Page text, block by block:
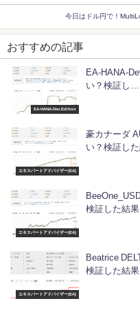
今日はドル円で！
おすすめの記事
EA-HANA-Dev.Edition
EA-HANA-
い？検証し…
エキスパートアドバイザー(EA)
豪カナーダ
い？検証し
エキスパートアドバイザー(EA)
検証した結果
エキスパートアドバイザー(EA)
Beatrice
検証した結果